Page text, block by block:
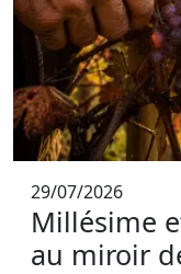
29/07/2026
Millésime
au miroir